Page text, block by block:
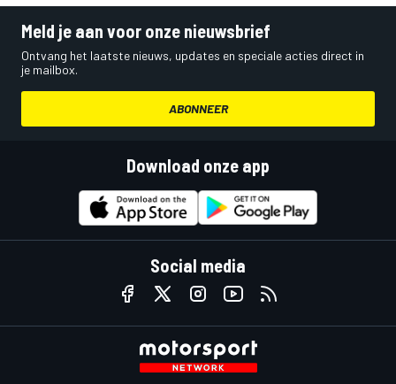
Meld je aan voor onze nieuwsbrief
Ontvang het laatste nieuws, updates en speciale acties direct in
je mailbox.
ABONNEER
Download onze app
Social media